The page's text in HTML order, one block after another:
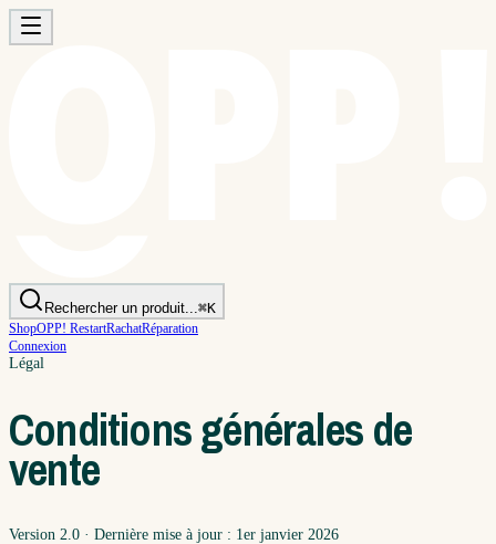
Rechercher un produit...⌘K
ShopOPP! RestartRachatRéparation
Connexion
Légal
Conditions générales de
vente
Version 2.0 · Dernière mise à jour : 1er janvier 2026